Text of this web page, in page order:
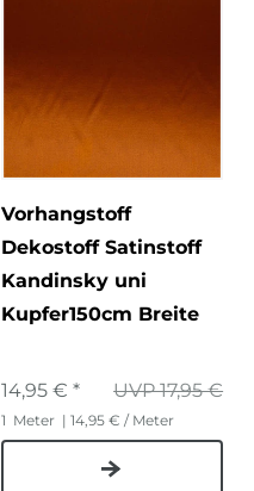
Vorhangstoff
Dekostoff Satinstoff
Kandinsky uni
Kupfer150cm Breite
UVP 17,95 €
14,95 € *
1 Meter | 14,95 € / Meter